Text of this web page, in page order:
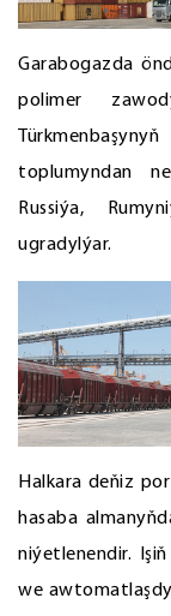
Garabogazda
polimer
toplumyndan
Russiýa,
ugradylýar.
Halkara deňiz
hasaba
niýetlenendir.
we